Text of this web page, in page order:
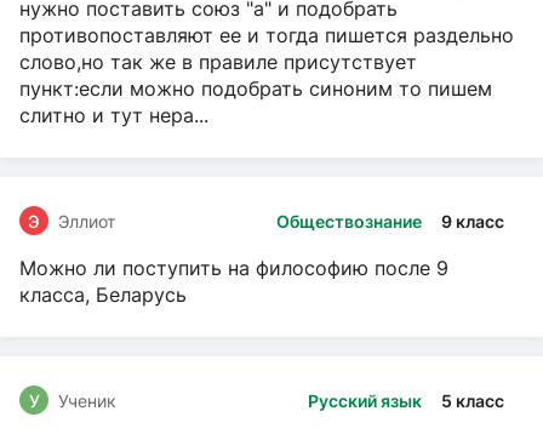
нужно поставить союз "а" и подобрать
противопоставляют ее и тогда пишется раздельно
слово,но так же в правиле присутствует
пункт:если можно подобрать синоним то пишем
слитно и тут нера...
Обществознание 9 класс
Э Эллиот
Можно ли поступить на философию после 9
класса, Беларусь
Русский язык 5 класс
У Ученик